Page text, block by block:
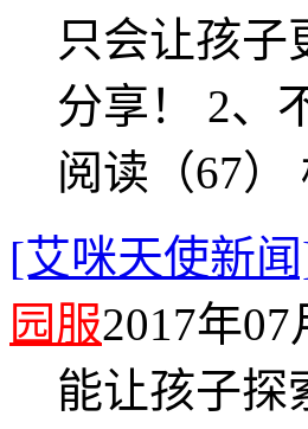
只会让孩
分享！ 2、
阅读（67）
[艾咪天使新
园服2017年07
能让孩子探